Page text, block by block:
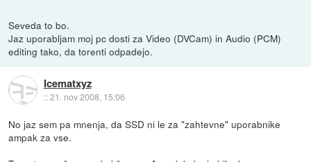
Seveda to bo.
Jaz uporabljam moj pc dosti za Video (DVCam) in Audio (PCM)
editing tako, da torenti odpadejo.
Icematxyz
::21. nov 2008, 15:06
No jaz sem pa mnenja, da SSD ni le za "zahtevne" uporabnike
ampak za vse.